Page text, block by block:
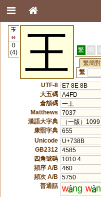
玉
96
0
(4)
王 繁 簡
繁簡
繁
UTF-8
E7 8E 8B
大五碼 A4FD
倉頡碼 一土
Matthews
7037
漢語大字典
（一版）
康熙字典 655
Unicode
U+738B
GB2312
4585
四角號碼
1010.4
頻序 A/B
460
頻次 A/B
5750
普通話 w ng w